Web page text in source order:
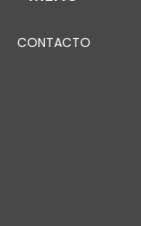
CONTACTO